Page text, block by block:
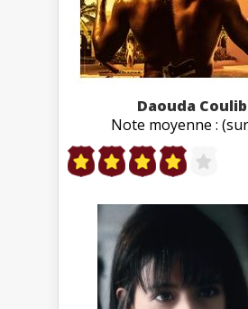
Daouda
Note moyenne :